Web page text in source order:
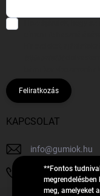
**Fontos
meg, amelyeket
Feliratkozás
KAPCSOLAT
info@gumiok.hu
+36705429902